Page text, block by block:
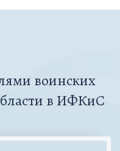
воинских
в ИФКиС